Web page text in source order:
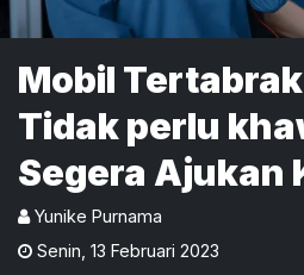
Mobil
Tidak perlu
Segera Ajukan
Asuransi!
Yunike Purnama
Senin 13 Februari 2023